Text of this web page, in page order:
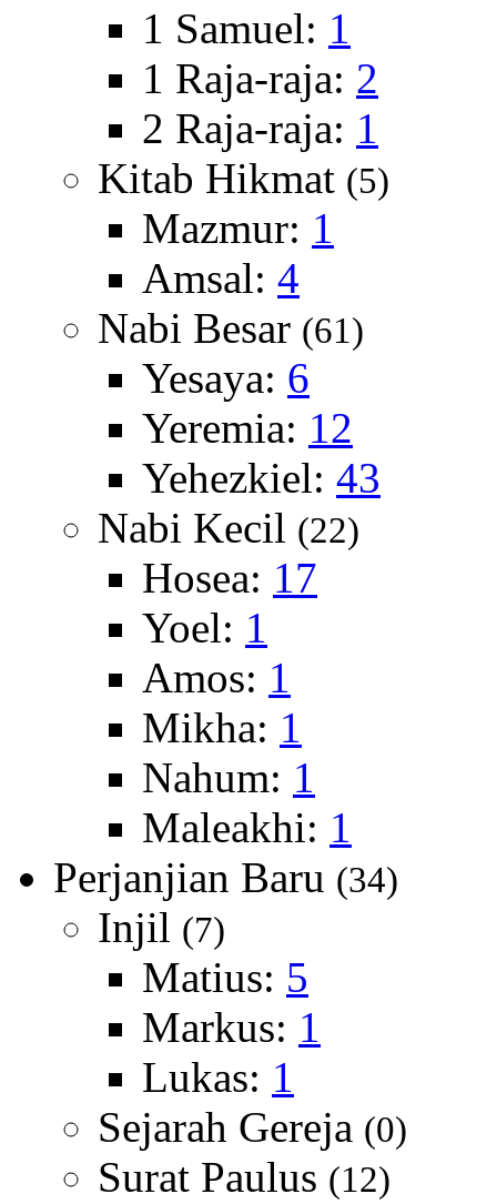
1 Samuel: 1
1 Raja-raja: 2
2 Raja-raja: 1
Kitab Hikmat (5)
Mazmur: 1
Amsal: 4
Nabi Besar (61)
Yesaya: 6
Yeremia: 12
Yehezkiel: 43
Nabi Kecil (22)
Hosea: 17
Yoel: 1
Amos: 1
Mikha: 1
Nahum: 1
Maleakhi: 1
Perjanjian Baru (34)
Injil (7)
Matius: 5
Markus: 1
Lukas: 1
Sejarah Gereja (0)
Surat Paulus (12)